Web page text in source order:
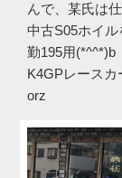
んで、某氏は
中古S05ホイ
勤195用(*^^*)b
K4GPレース
orz